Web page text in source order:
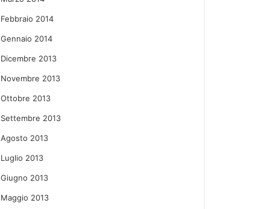
Febbraio 2014
Gennaio 2014
Dicembre 2013
Novembre 2013
Ottobre 2013
Settembre 2013
Agosto 2013
Luglio 2013
Giugno 2013
Maggio 2013